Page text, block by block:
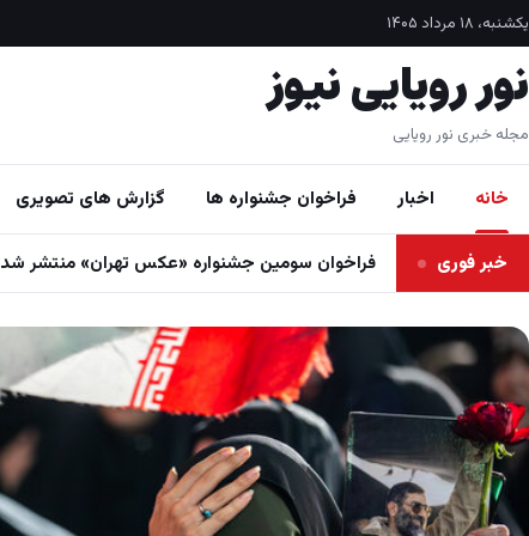
رفتن به محتوا
یکشنبه، ۱۸ مرداد ۱۴۰۵
نور رویایی نیوز
مجله خبری نور رویایی
خانه اخبار فراخوان جشنواره ها گزارش های تصویری
خبر فوری فراخوان سومین جشنواره «عکس تهران» منتشر شد